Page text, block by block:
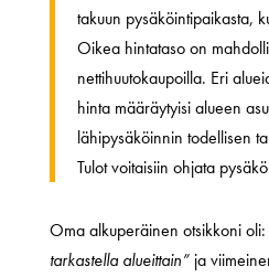
takuun pysäköintipaikasta,
Oikea hintataso on
nettihuutokaupoilla. Eri
hinta määräytyisi alueen
lähipysäköinnin todellisen
Tulot voitaisiin ohjata
Oma alkuperäinen otsikkoni oli:
tarkastella alueittain”ja